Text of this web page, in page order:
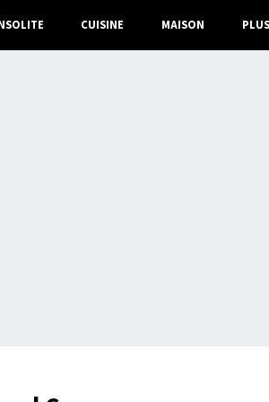
CUISINE MAISON PLUS